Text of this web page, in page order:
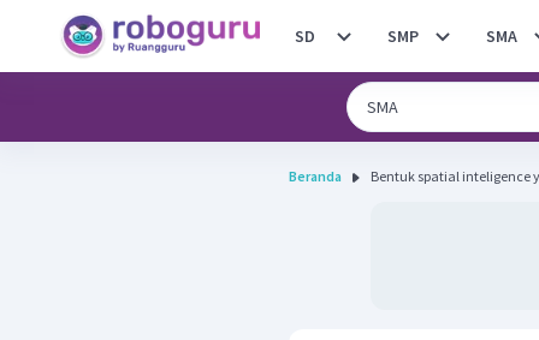
SD SMP SMA
Beranda Bentuk spatial inteligence